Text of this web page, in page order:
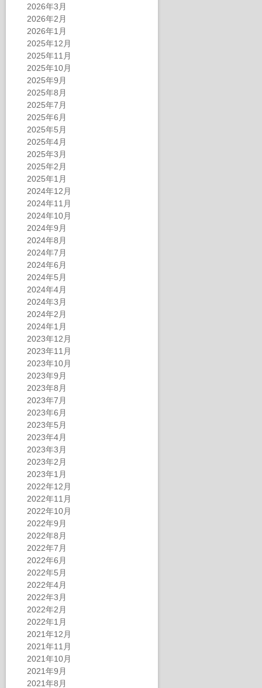
2026年3月
2026年2月
2026年1月
2025年12月
2025年11月
2025年10月
2025年9月
2025年8月
2025年7月
2025年6月
2025年5月
2025年4月
2025年3月
2025年2月
2025年1月
2024年12月
2024年11月
2024年10月
2024年9月
2024年8月
2024年7月
2024年6月
2024年5月
2024年4月
2024年3月
2024年2月
2024年1月
2023年12月
2023年11月
2023年10月
2023年9月
2023年8月
2023年7月
2023年6月
2023年5月
2023年4月
2023年3月
2023年2月
2023年1月
2022年12月
2022年11月
2022年10月
2022年9月
2022年8月
2022年7月
2022年6月
2022年5月
2022年4月
2022年3月
2022年2月
2022年1月
2021年12月
2021年11月
2021年10月
2021年9月
2021年8月